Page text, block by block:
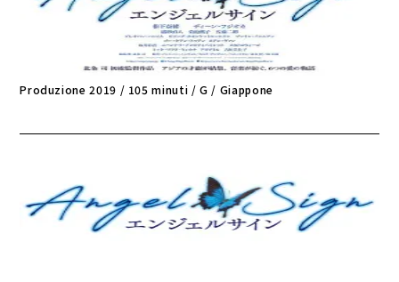
Produzione 2019 / 105 minuti / G / Giappone